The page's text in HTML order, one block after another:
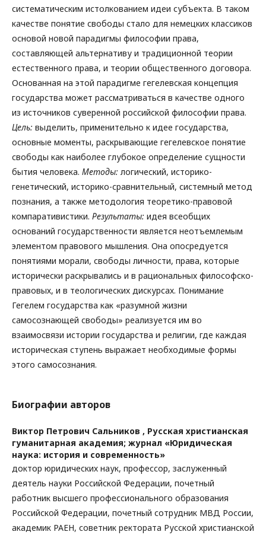
систематическим истолкованием идеи субъекта. В таком
качестве понятие свободы стало для немецких классиков
основой новой парадигмы философии права,
составляющей альтернативу и традиционной теории
естественного права, и теории общественного договора.
Основанная на этой парадигме гегелевская концепция
государства может рассматриваться в качестве одного
из источников суверенной российской философии права.
Цель: выделить, применительно к идее государства,
основные моменты, раскрывающие гегелевское понятие
свободы как наиболее глубокое определение сущности
бытия человека. Методы: логический, историко-
генетический, историко-сравнительный, системный метод
познания, а также методология теоретико-правовой
компаративистики. Результаты: идея всеобщих
оснований государственности является неотъемлемым
элементом правового мышления. Она опосредуется
понятиями морали, свободы личности, права, которые
исторически раскрывались и в рациональных философско-
правовых, и в теологических дискурсах. Понимание
Гегелем государства как «разумной жизни
самосознающей свободы» реализуется им во
взаимосвязи истории государства и религии, где каждая
историческая ступень выражает необходимые формы
этого самосознания.
Биографии авторов
Виктор Петрович Сальников , Русская христианская
гуманитарная академия; журнал «Юридическая
наука: история и современность»
доктор юридических наук, профессор, заслуженный
деятель науки Российской Федерации, почетный
работник высшего профессионального образования
Российской Федерации, почетный сотрудник МВД России,
академик РАЕН, советник ректората Русской христианской